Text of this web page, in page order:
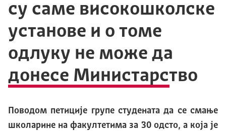
су саме високошколске
установе и о томе
одлуку не може да
донесе Министарство
Поводом петиције групе студената да се смање
школарине на факултетима за 30 одсто, а која је